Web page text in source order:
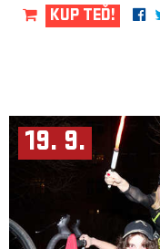
KUP TEĎ!
19. 9.